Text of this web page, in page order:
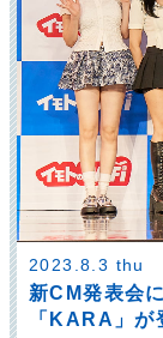
2023.8.3 thu
新CM発表会
「KARA」が